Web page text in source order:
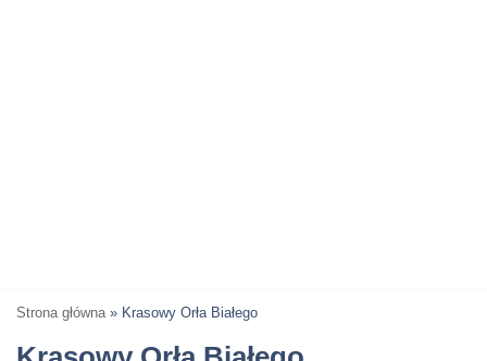
Strona główna » Krasowy Orła Białego